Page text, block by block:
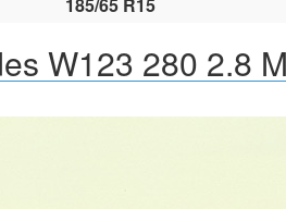
W123 280 2.8